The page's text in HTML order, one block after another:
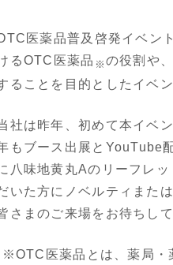
医薬品普及啓発イベン
るOTC医薬品 ※ の役割や
ることを目的としたイベン
社は昨年、初めて本イベ
もブース出展とYouTube
八味地黄丸Aのリーフレ
いた方にノベルティまた
さまのご来場をお待ちして
※OTC医薬品とは、薬局・